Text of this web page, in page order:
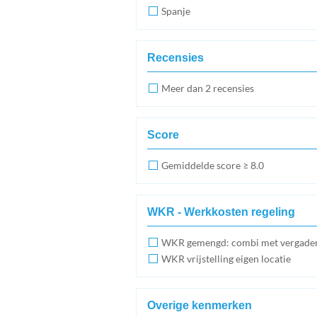
Spanje
Recensies
Meer dan 2 recensies
Score
Gemiddelde score ≥ 8.0
WKR - Werkkosten regeling
WKR gemengd: combi met
WKR vrijstelling eigen locatie
Overige kenmerken